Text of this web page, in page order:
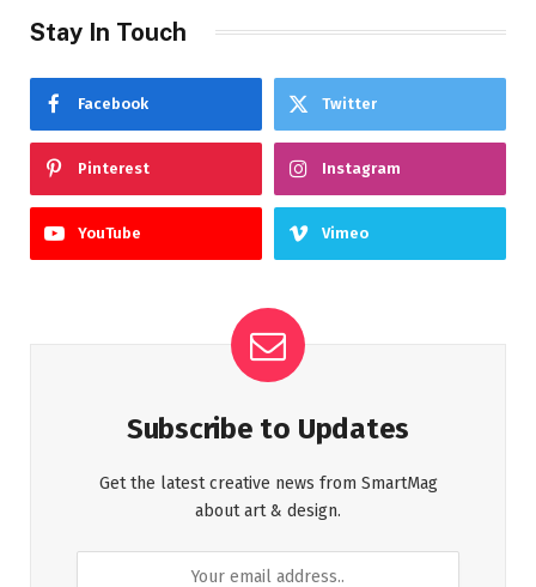
Stay In Touch
Facebook Twitter
Pinterest Instagram
YouTube Vimeo
Subscribe to Updates
Get the latest creative news from SmartMag
about art & design.